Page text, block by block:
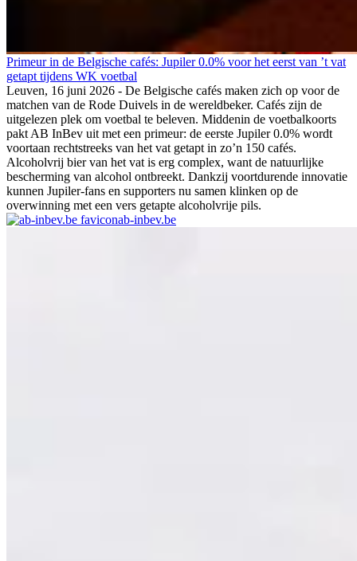
Primeur in de Belgische cafés: Jupiler 0.0% voor het eerst van ’t vat
getapt tijdens WK voetbal
Leuven, 16 juni 2026 - De Belgische cafés maken zich op voor de
matchen van de Rode Duivels in de wereldbeker. Cafés zijn de
uitgelezen plek om voetbal te beleven. Middenin de voetbalkoorts
pakt AB InBev uit met een primeur: de eerste Jupiler 0.0% wordt
voortaan rechtstreeks van het vat getapt in zo’n 150 cafés.
Alcoholvrij bier van het vat is erg complex, want de natuurlijke
bescherming van alcohol ontbreekt. Dankzij voortdurende innovatie
kunnen Jupiler-fans en supporters nu samen klinken op de
overwinning met een vers getapte alcoholvrije pils.
ab-inbev.be